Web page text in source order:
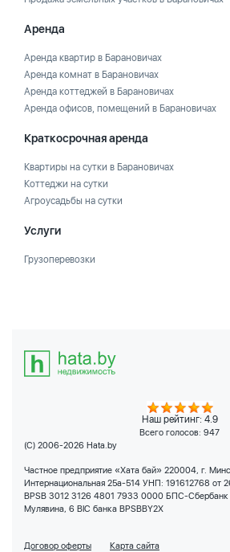
Аренда
Аренда квартир в Барановичах
Аренда комнат в Барановичах
Аренда коттеджей в Барановичах
Аренда офисов, помещений в Барановичах
Краткосрочная аренда
Квартиры на сутки в Барановичах
Коттеджи на сутки
Агроусадьбы на сутки
Услуги
Грузоперевозки
Наш рейтинг: 4.9
Всего голосов: 947
(C) 2006-2026 Hata.by
Частное предприятие «Хата бай» 220004, г.
Интернациональная 25а-514 УНП: 191612768 от
BPSB 3012 3126 4801 7933 0000 БПС-Сбербанк
Мулявина, 6 BIC банка BPSBBY2X
Договор оферты Карта сайта